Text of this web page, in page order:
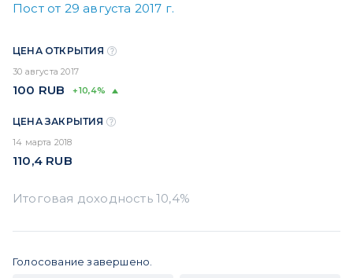
Пост от 29 августа 2017 г.
ЦЕНА ОТКРЫТИЯ
30 августа 2017
100 RUB +10,4%
ЦЕНА ЗАКРЫТИЯ
14 марта 2018
110,4 RUB
Голосование завершено.